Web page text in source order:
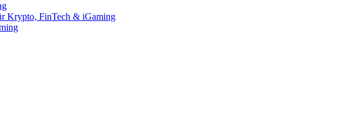
Krypto, FinTech & iGaming